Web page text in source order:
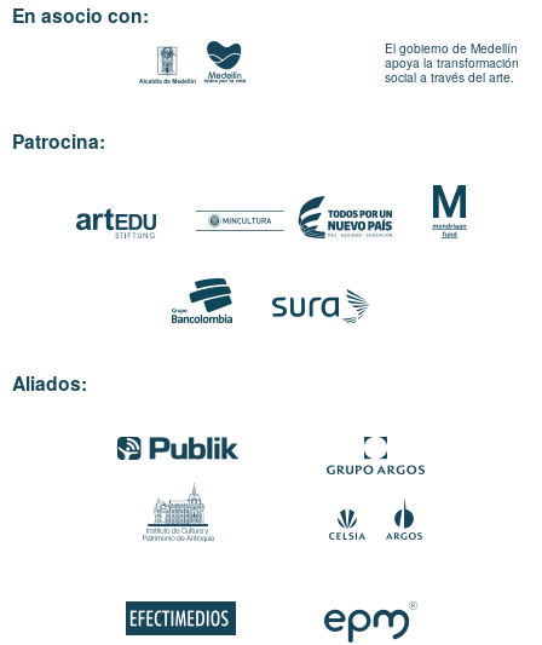
En asocio con:
El gobierno de Medellín
apoya la transformación
social a través del arte.
Patrocina:
Aliados: